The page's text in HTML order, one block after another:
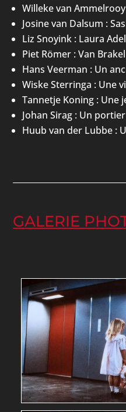
Willeke van
Josine van Dalsum :
Liz Snoyink : Laura
Piet Römer : Van Brakel
Hans Veerman : Un
Wiske Sterringa : Une
Tannetje Koning : Une
Johan Sirag : Un portier
Huub van der Lubbe :
GALERIE